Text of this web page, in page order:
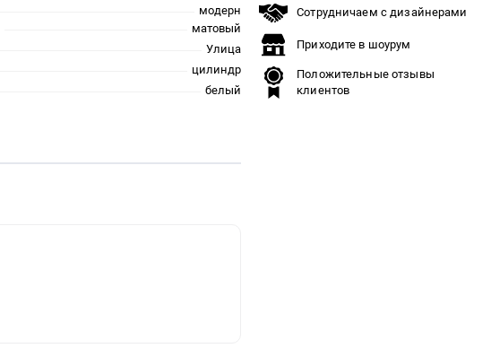
модерн
матовый
Улица
цилиндр
белый
Сотрудничаем с дизайнерами
Приходите в шоурум
Положительные отзывы
клиентов